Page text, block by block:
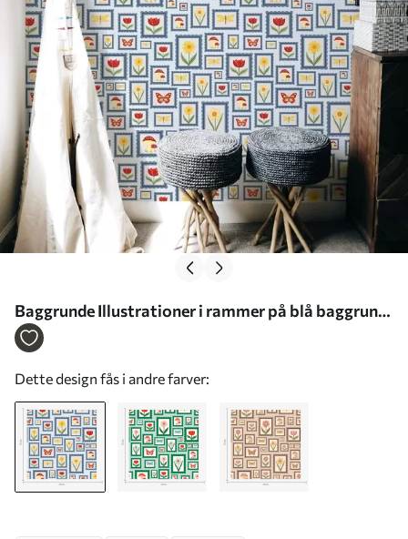
Baggrunde Illustrationer i rammer på blå baggrund
Nr. a01176
Dette design fås i andre farver: